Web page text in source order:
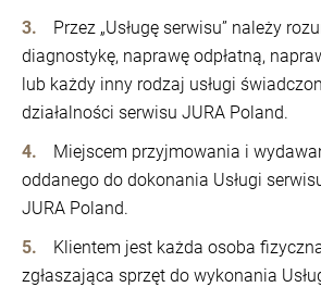
Przez „Usługę serwisu” należy
diagnostykę, naprawę odpłatną,
lub każdy inny rodzaj usługi
działalności serwisu JURA Poland.
Miejscem przyjmowania i
oddanego do dokonania Usługi
JURA Poland.
Klientem jest każda osoba
zgłaszająca sprzęt do wykonania